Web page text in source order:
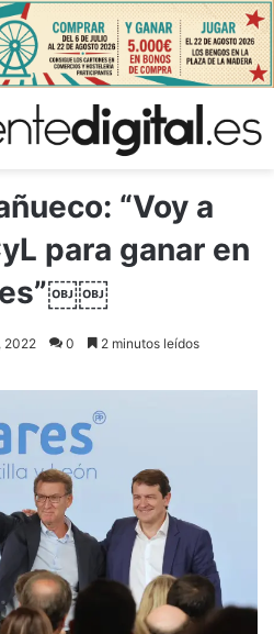
“Voy a
para ganar en
2022 0 2 minutos leídos